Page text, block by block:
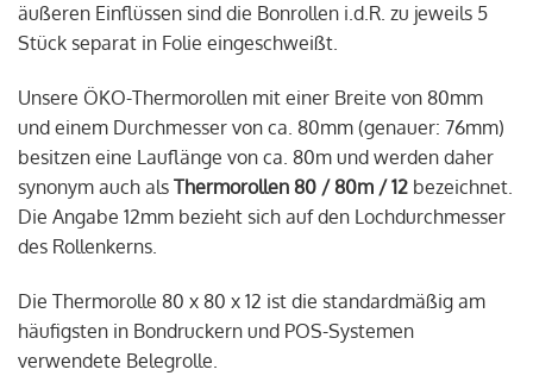
äußeren Einflüssen sind die Bonrollen i.d.R. zu jeweils 5
Stück separat in Folie eingeschweißt.
Unsere ÖKO-Thermorollen mit einer Breite von 80mm
und einem Durchmesser von ca. 80mm (genauer: 76mm)
besitzen eine Lauflänge von ca. 80m und werden daher
synonym auch als Thermorollen 80 / 80m / 12 bezeichnet.
Die Angabe 12mm bezieht sich auf den Lochdurchmesser
des Rollenkerns.
Die Thermorolle 80 x 80 x 12 ist die standardmäßig am
häufigsten in Bondruckern und POS-Systemen
verwendete Belegrolle.